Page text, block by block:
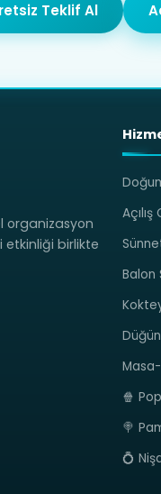
Teklif Al
organizasyon
etkinliği birlikte
Balon
🍿
🍭
💍